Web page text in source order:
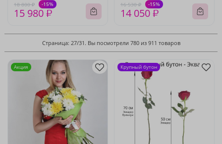
18 800 ₽ -15%
15 980 ₽
16 530 ₽ -15%
14 050 ₽
Страница: 27/31. Вы посмотрели 780 из 911 товаров
Акция Крупный бутон